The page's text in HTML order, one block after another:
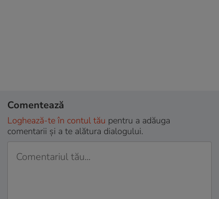
Comentează
Loghează-te în contul tău pentru a adăuga
comentarii și a te alătura dialogului.